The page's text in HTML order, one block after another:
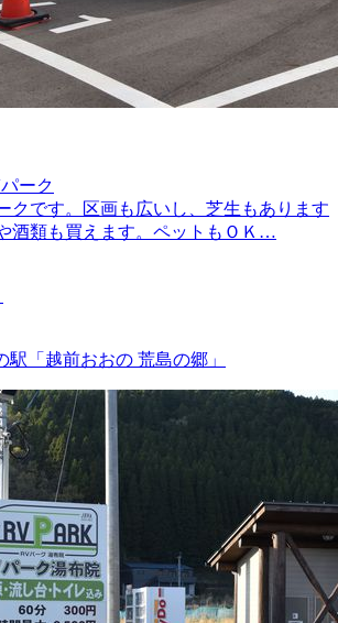
ーク
クです。区画も広いし、芝生もあります
酒類も買えます。ペットもＯＫ…
駅「越前おおの 荒島の郷」